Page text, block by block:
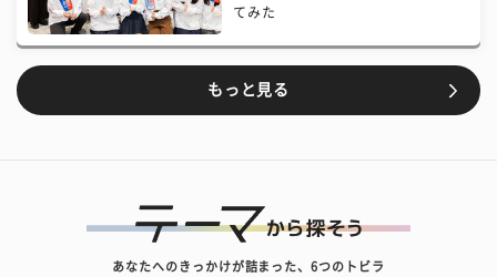
てみた
もっと見る
あなたへのきっかけが詰まった、6つのトビラ